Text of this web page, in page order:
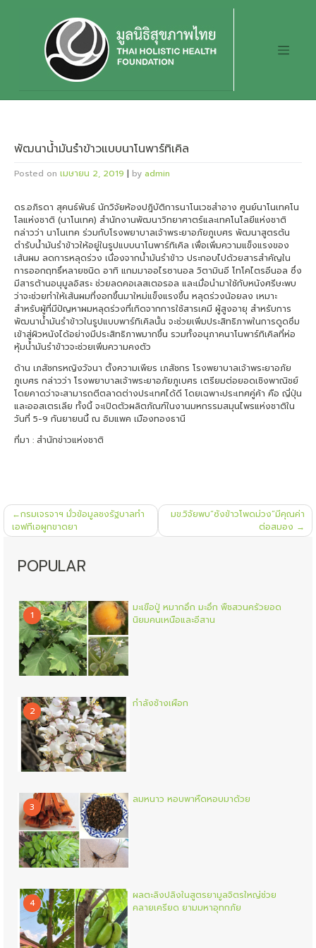
พัฒนาน้ำมันรำข้าวแบบนาโนพาร์ทิเคิล
Posted on เมษายน 2, 2019 | by admin
ดร.อภิรดา สุคนธ์พันธ์ นักวิจัยห้องปฎิบัติการนาโนเวชสำอาง ศูนย์นาโนเทคโน
โลแห่งชาติ (นาโนเทค) สำนักงานพัฒนาวิทยาศาตร์และเทคโนโลยีแห่งชาติ
กล่าวว่า นาโนเทค ร่วมกับโรงพยาบาลเจ้าพระยาอภัยภูเบศร พัฒนาสูตรต้น
ตำรับน้ำมันรำข้าวให้อยู่ในรูปแบบนาโนพาร์ทิเคิล เพื่อเพิ่มความแข็งแรงของ
เส้นผม ลดการหลุดร่วง เนื่องจากน้ำมันรำข้าว ประกอบไปด้วยสารสำคัญใน
การออกฤทธิ์หลายชนิด อาทิ แกมมาออไรซานอล วิตามินอี โทโคไตรอีนอล ซึ่ง
มีสารต้านอนุมูลอิสระ ช่วยลดคอเลสเตอรอล และเมื่อนำมาใช้กับหนังศรีษะพบ
ว่าจะช่วยทำให้เส้นผมที่งอกขึ้นมาใหม่แข็งแรงขึ้น หลุดร่วงน้อยลง เหมาะ
สำหรับผู้ที่มีปัญหาผมหลุดร่วงที่เกิดจากการใช้สารเคมี ผู้สูงอายุ สำหรับการ
พัฒนาน้ำมันรำข้าวในรูปแบบพาร์ทิเคิลนั้น จะช่วยเพิ่มประสิทธิภาพในการดูดซึม
เข้าสู่ผิวหนังได้อย่างมีประสิทธิภาพมากขึ้น รวมทั้งอนุภาคนาโนพาร์ทิเคิลที่ห่อ
หุ้มน้ำมันรำข้าวจะช่วยเพิ่มความคงตัว
ด้าน เภสัชกรหญิงวัจนา ตั้งความเพียร เภสัชกร โรงพยาบาลเจ้าพระยาอภัย
ภูเบศร กล่าวว่า โรงพยาบาลเจ้าพระยาอภัยภูเบศร เตรียมต่อยอดเชิงพาณิชย์
โดยคาดว่าจะสามารถตีตลาดต่างประเทศได้ดี โดยเฉพาะประเทศคู่ค้า คือ ญี่ปุ่น
และออสเตรเลีย ทั้งนี้ จะเปิดตัวผลิตภัณฑ์ในงานมหกรรมสมุนไพรแห่งชาติใน
วันที่ 5-9 กันยายนนี้ ณ อิมแพค เมืองทองธานี
ที่มา : สำนักข่าวแห่งชาติ
แนะแนว
เรื่อง
กรมเจรจาฯ มั่วข้อมูลชงรัฐบาลทำ
เอฟทีเอผูกขาดยา
มข.วิจัยพบ“ซังข้าวโพดม่วง”มีคุณค่า
ต่อสมอง
POPULAR
1
มะเขือปู่ หมากอึก มะอึก พืชสวนครัวยอด
นิยมคนเหนือและอีสาน
2
กำลังช้างเผือก
3
ลมหนาว หอบพาหืดหอบมาด้วย
4
ผลตะลิงปลิงในสูตรยามูลจิตรใหญ่ช่วย
คลายเครียด ยามมหาอุทกภัย